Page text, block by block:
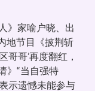
》家喻户晓、出
地节目《披荆斩
哥哥’再度翻红，
》“当自强特
示遗憾未能参与